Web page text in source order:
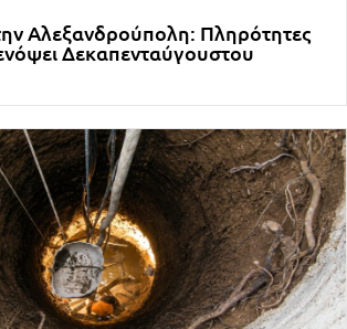
Αλεξανδρούπολη: Πληρότητες
Δεκαπενταύγουστου